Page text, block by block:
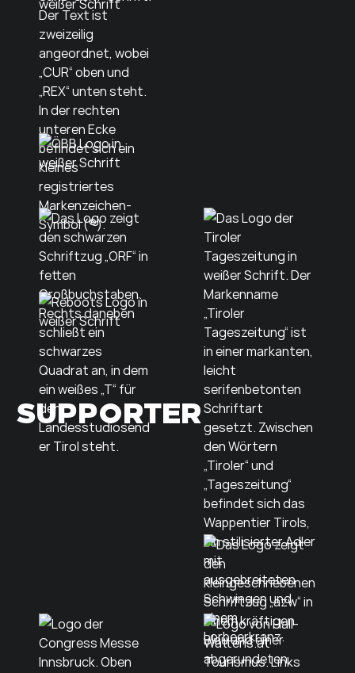
SUPPORTER